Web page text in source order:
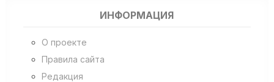
ИНФОРМАЦИЯ
О проекте
Правила сайта
Редакция